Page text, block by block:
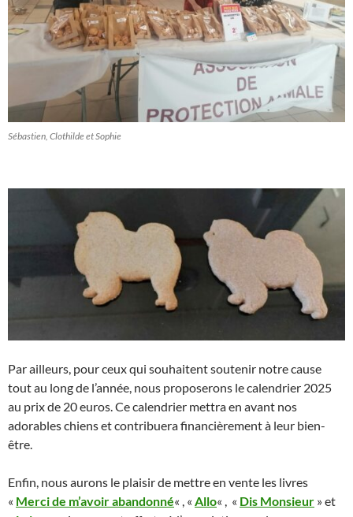
Sébastien, Clothilde et Sophie
Par ailleurs, pour ceux qui souhaitent soutenir notre cause
tout au long de l’année, nous proposerons le calendrier 2025
au prix de 20 euros. Ce calendrier mettra en avant nos
adorables chiens et contribuera financièrement à leur bien-
être.
Enfin, nous aurons le plaisir de mettre en vente les livres
« Merci de m’avoir abandonné« , « Allo« , « Dis Monsieur » et